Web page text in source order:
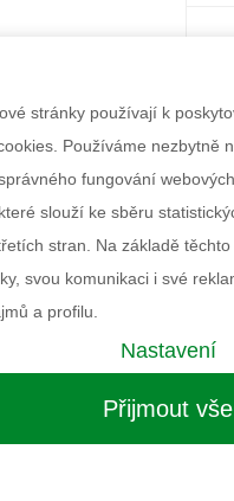
VÁS ZAUJME I
stránky používají k
Používáme nezbytně
fungování
slouží ke sběru
stran. Na základě
svou komunikaci i své
a profilu.
Nastavení
Přijmout vše